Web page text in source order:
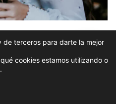
boda civil
de terceros para darte la mejor
cookies estamos utilizando o
.